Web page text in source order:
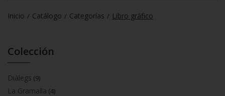
Inicio / Catálogo / Categorías / Libro gráfico
Colección
Diàlegs (9)
La Gramalla (4)